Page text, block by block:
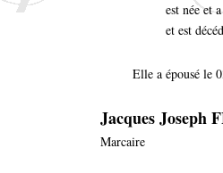
est née et
et est
Elle a épousé le
Jacques Joseph
Marcaire